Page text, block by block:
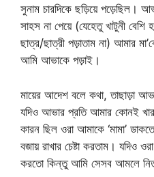
সুনাম চারদিকে ছড়িয়ে পড়েছিল।
সাহস না পেয়ে (যেহেতু খাটুনী বেশি
ছাত্র/ছাত্রী পড়াতাম না) আমার
আমি আভাকে পড়াই।
মায়ের আদেশ বলে কথা, তাছাড়া
যদিও আভার প্রতি আমার কোনই
কারন ছিল ওরা আমাকে ‘মামা’
বজায় রাখার চেষ্টা করতাম। যদিও
করতো কিন্তু আমি সেসব আমলে